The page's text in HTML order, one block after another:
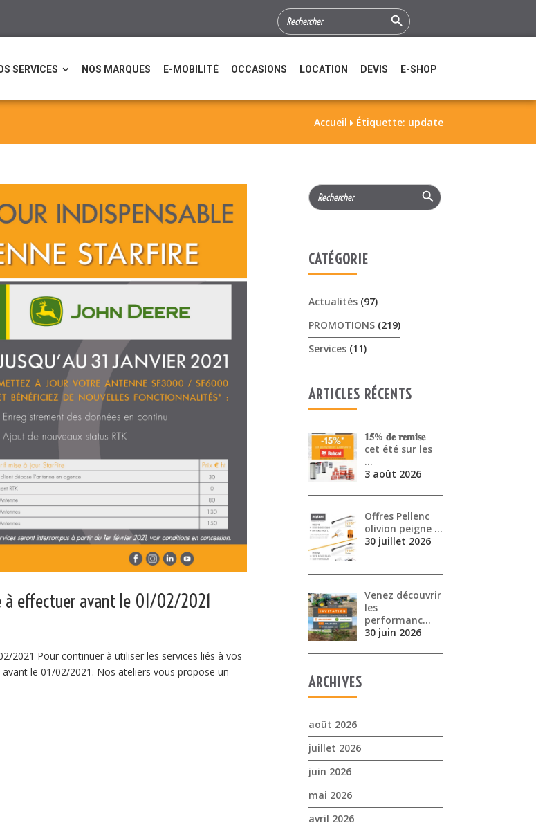
SEARCH
FOR:
Search Button
SERVICES NOS MARQUES E-MOBILITÉ OCCASIONS LOCATION DEVIS E-SHOP
Accueil  Étiquette: update
à effectuer avant le 01/02/2021
2021 Pour continuer à utiliser les services liés à vos
le 01/02/2021. Nos ateliers vous propose un
Search
for:
Search Button
CATÉGORIE
Actualités (97)
PROMOTIONS (219)
Services (11)
ARTICLES RÉCENTS
𝟏𝟓% 𝐝𝐞 𝐫𝐞𝐦𝐢𝐬𝐞
cet été sur les
…
3 août 2026
Offres Pellenc
olivion peigne …
30 juillet 2026
Venez découvrir
les
performanc…
30 juin 2026
ARCHIVES
août 2026
juillet 2026
juin 2026
mai 2026
avril 2026